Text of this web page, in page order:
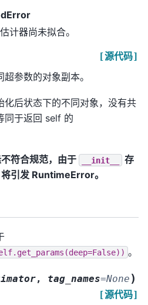
计器尚未拟合。
[源代码]
参数的对象副本。
化后状态下的不同对象，没有共
同于返回 self 的
符合规范，由于 __init__
存
引发 RuntimeError。
。
, tag_names=None )
[源代码]